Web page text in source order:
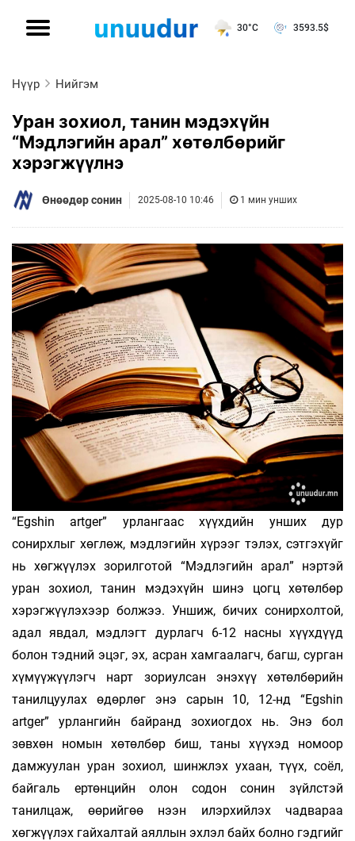
30°C 3593.5$
Нүүр Нийгэм
Уран зохиол, танин мэдэхүйн
“Мэдлэгийн арал” хөтөлбөрийг
хэрэгжүүлнэ
Өнөөдөр сонин 2025-08-10 10:46 1 мин унших
“Egshin artger” урлангаас хүүхдийн унших дур
сонирхлыг хөглөж, мэдлэгийн хүрээг тэлэх, сэтгэхүйг
нь хөгжүүлэх зорилготой “Мэдлэгийн арал” нэртэй
уран зохиол, танин мэдэхүйн шинэ цогц хөтөлбөр
хэрэгжүүлэхээр болжээ. Уншиж, бичих сонирхолтой,
адал явдал, мэдлэгт дурлагч 6-12 насны хүүхдүүд
болон тэдний эцэг, эх, асран хамгаалагч, багш, сурган
хүмүүжүүлэгч нарт зориулсан энэхүү хөтөлбөрийн
танилцуулах өдөрлөг энэ сарын 10, 12-нд “Egshin
аrtger” урлангийн байранд зохиогдох нь. Энэ бол
зөвхөн номын хөтөлбөр биш, таны хүүхэд номоор
дамжуулан уран зохиол, шинжлэх ухаан, түүх, соёл,
байгаль ертөнцийн олон содон сонин зүйлстэй
танилцаж, өөрийгөө нээн илэрхийлэх чадвараа
хөгжүүлэх гайхалтай аяллын эхлэл байх болно гэдгийг